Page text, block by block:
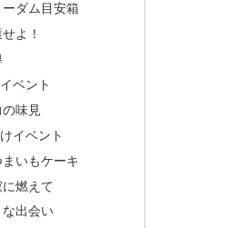
ーダム目安箱
よ！
ベント
の味見
イベント
まいもケーキ
燃えて
な出会い